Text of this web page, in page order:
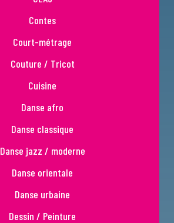
Contes
Court-métrage
Couture / Tricot
Cuisine
Danse afro
Danse classique
Danse jazz / moderne
Danse orientale
Danse urbaine
Dessin / Peinture